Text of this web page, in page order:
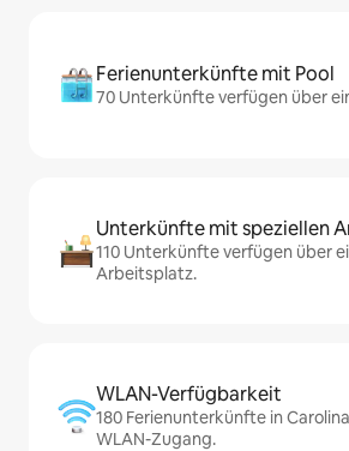
Ferienunterkünfte mit Pool
70 Unterkünfte verfügen über
Unterkünfte mit speziellen
110 Unterkünfte verfügen über
Arbeitsplatz.
WLAN-Verfügbarkeit
180 Ferienunterkünfte in
WLAN-Zugang.